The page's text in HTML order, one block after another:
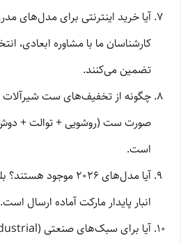
آیا خرید اینترنتی برای مدل‌های
کارشناسان ما با مشاوره ابعادی،
تضمین می‌کنند.
چگونه از تخفیف‌های ست شیرآلات
صورت ست (روشویی + توالت +
است.
آیا مدل‌های ۲۰۲۶
انبار پایدار مارکت آماده ارسال است.